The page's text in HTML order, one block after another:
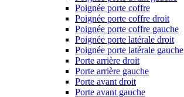
Poignée porte coffre
Poignée porte coffre droit
Poignée porte coffre gauche
Poignée porte latérale droit
Poignée porte latérale gauche
Porte arrière droit
Porte arrière gauche
Porte avant droit
Porte avant gauche